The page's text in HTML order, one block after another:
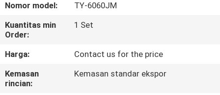
TUR
PABRIK
HUBUNGI
KAMI
Nomor model:
TY-6060JM
Kuantitas min
Order:
1 Set
Harga:
Contact us for the price
Kemasan
rincian:
Kemasan standar ekspor